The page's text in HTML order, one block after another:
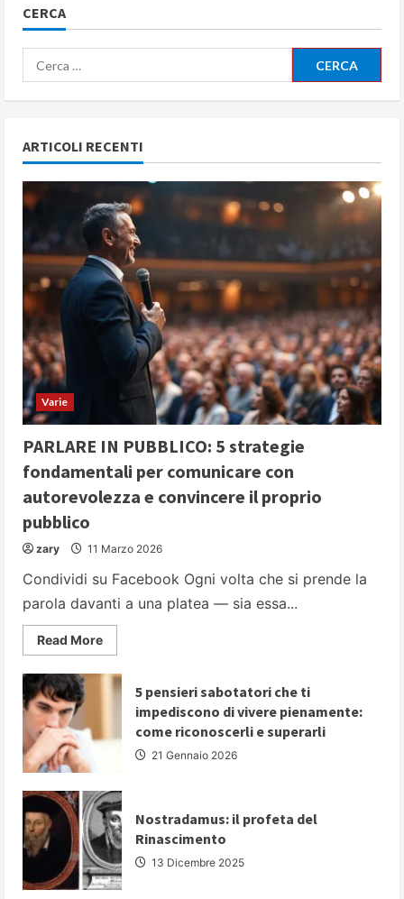
CERCA
Ricerca
per:
ARTICOLI RECENTI
Varie
PARLARE IN PUBBLICO: 5 strategie
fondamentali per comunicare con
autorevolezza e convincere il proprio
pubblico
zary 11 Marzo 2026
Condividi su Facebook Ogni volta che si prende la
parola davanti a una platea — sia essa...
Read MoreRead
more
PARLARE
IN
PUBBLICO:
strategie
fondamentali
comunicare
autorevolezza
e
convincere
il
proprio
pubblico
5 pensieri sabotatori che ti
impediscono di vivere pienamente:
come riconoscerli e superarli
21 Gennaio 2026
Nostradamus: il profeta del
Rinascimento
13 Dicembre 2025